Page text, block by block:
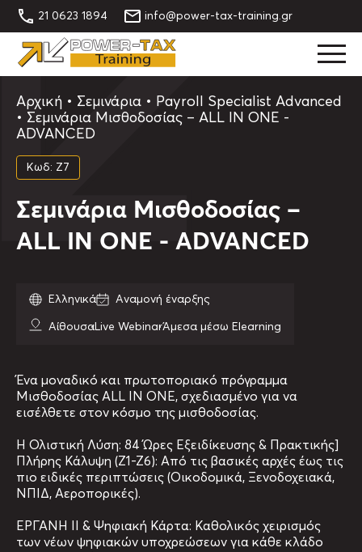
21 0623 1894 info@power-tax-training.gr
Αρχική • Σεμινάρια • Payroll Specialist Advanced
• Σεμινάρια Μισθοδοσίας – ALL IN ONE -
ADVANCED
Κωδ: Ζ7
Σεμινάρια Μισθοδοσίας –
ALL IN ONE - ADVANCED
Ελληνικά Αναμονή έναρξης
ΑίθουσαLive WebinarΆμεσα μέσω Elearning
Ένα μοναδικό και πρωτοποριακό πρόγραμμα
Μισθοδοσίας ALL IN ONE, σχεδιασμένο για να
εισέλθετε στον κόσμο της μισθοδοσίας.
Η Ολιστική Λύση: 84 Ώρες Εξειδίκευσης & Πρακτικής]
Πλήρης Κάλυψη (Ζ1-Ζ6): Από τις βασικές αρχές έως τις
πιο ειδικές περιπτώσεις (Οικοδομικά, Ξενοδοχειακά,
ΝΠΙΔ, Αεροπορικές).
ΕΡΓΑΝΗ ΙΙ & Ψηφιακή Κάρτα: Καθολικός χειρισμός
των νέων ψηφιακών υποχρεώσεων για κάθε κλάδο